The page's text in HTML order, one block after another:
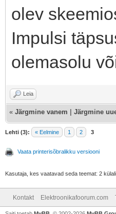
olev
Impulsi
olemasolu
Leia
« Järgmine vanem | Järgmine
Lehti (3): « Eelmine 1 2 3
Vaata printerisõbralikku versiooni
Kasutaja, kes vaatavad seda teemat: 2
Kontakt Elektroonikafoorum.com